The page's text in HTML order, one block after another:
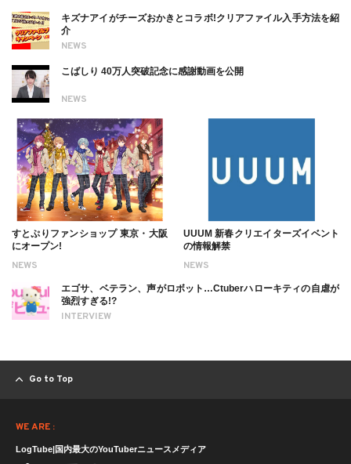
NEWS
キズナアイがチーズおかきとコラボ!クリアファイル入手方法を紹
介
NEWS
こばしり 40万人突破記念に感謝動画を公開
NEWS
すとぷりファンショップ 東京・大阪
にオープン!
NEWS
UUUM 新春クリエイターズイベント
の情報解禁
INTERVIEW
エゴサ、ベテラン、声がロボット…Ctuberハローキティの自虐が
強烈すぎる!?
Go to Top
WE ARE :
LogTube|国内最大のYouTuberニュースメディア